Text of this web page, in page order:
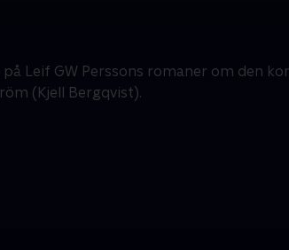
Leif GW Perssons romaner om den
(Kjell Bergqvist).